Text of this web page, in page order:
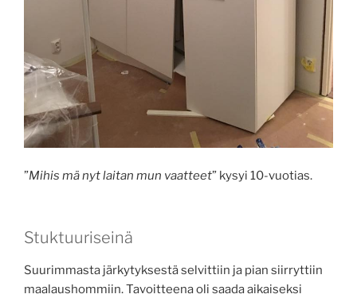
”Mihis mä nyt laitan mun vaatteet” kysyi 10-vuotias.
Stuktuuriseinä
Suurimmasta järkytyksestä selvittiin ja pian siirryttiin
maalaushommiin. Tavoitteena oli saada aikaiseksi